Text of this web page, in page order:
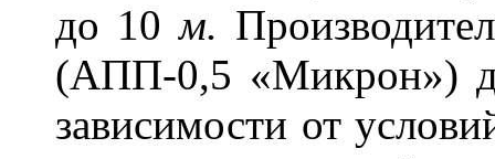
до 10м.
(АПП-0,5 «Микрон»)
зависимости от